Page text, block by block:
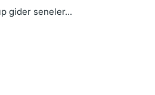
gider seneler...